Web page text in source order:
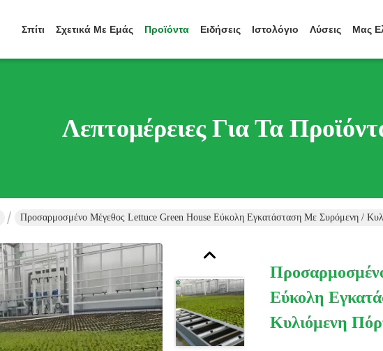
Σπίτι Σχετικά Με Εμάς Προϊόντα Ειδήσεις Ιστολόγιο Λύσεις Μας
Λεπτομέρειες Για Τα
Προσαρμοσμένο Μέγεθος Lettuce Green House Εύκολη Εγκατάσταση Με Συρόμενη /
Εύκολη
Κυλιόμενη